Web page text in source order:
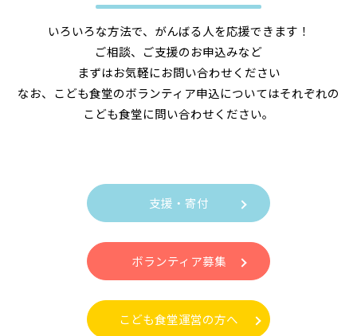
いろいろな方法で、がんばる人を応援できます！
ご相談、ご支援のお申込みなど
まずはお気軽にお問い合わせください
なお、こども食堂のボランティア申込についてはそれぞれの
こども食堂に問い合わせください。
支援・寄付
ボランティア募集
こども食堂運営の方へ